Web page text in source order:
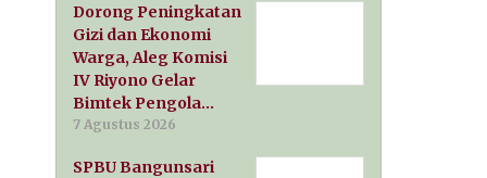
Dorong Peningkatan
Gizi dan Ekonomi
Warga, Aleg Komisi
IV Riyono Gelar
Bimtek Pengola…
7 Agustus 2026
SPBU Bangunsari